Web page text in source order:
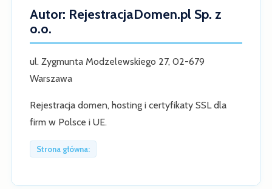
Autor: RejestracjaDomen.pl Sp. z
o.o.
ul. Zygmunta Modzelewskiego 27, 02-679
Warszawa
Rejestracja domen, hosting i certyfikaty SSL dla
firm w Polsce i UE.
Strona główna: